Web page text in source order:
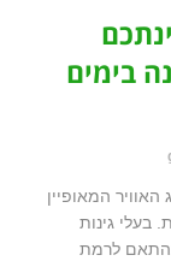
בימים
המאופיין
בעלי גינות
לרמת